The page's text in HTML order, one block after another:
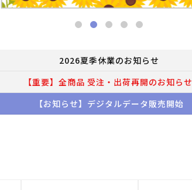
2026夏季休業のお知らせ
【重要】全商品 受注・出荷再開のお知らせ
【お知らせ】デジタルデータ販売開始